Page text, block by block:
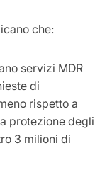
che:
servizi MDR
di
rispetto a
protezione degli
3 milioni di